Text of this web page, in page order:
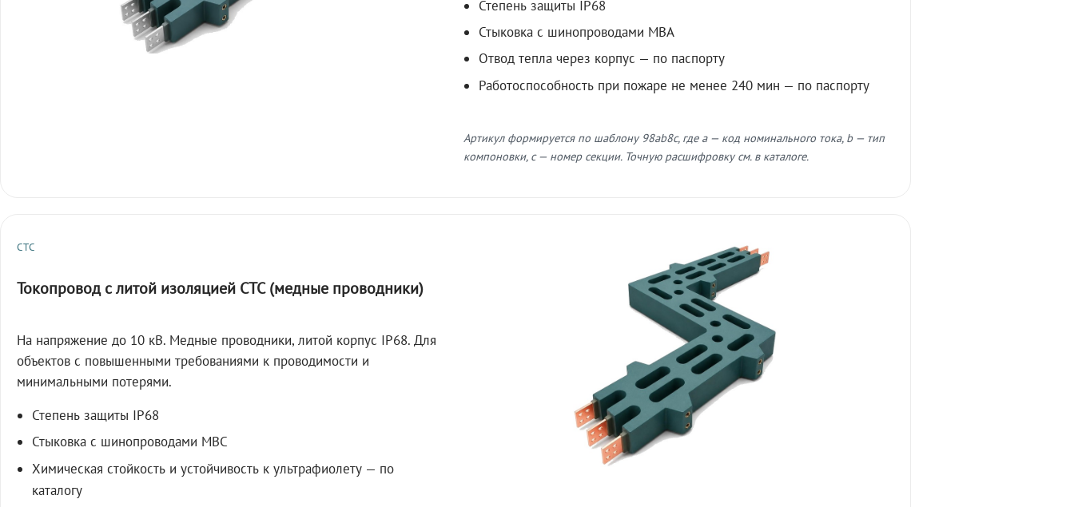
Степень защиты IP68
Стыковка с шинопроводами МВА
Отвод тепла через корпус — по паспорту
Работоспособность при пожаре не менее 240 мин — по паспорту
Артикул формируется по шаблону 98ab8c, где a — код номинального тока, b — тип
компоновки, c — номер секции. Точную расшифровку см. в каталоге.
СТС
Токопровод с литой изоляцией СТС (медные проводники)
На напряжение до 10 кВ. Медные проводники, литой корпус IP68. Для
объектов с повышенными требованиями к проводимости и
минимальными потерями.
Степень защиты IP68
Стыковка с шинопроводами МВС
Химическая стойкость и устойчивость к ультрафиолету — по
каталогу